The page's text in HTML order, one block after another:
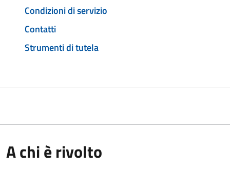
Condizioni di servizio
Contatti
Strumenti di tutela
A chi è rivolto